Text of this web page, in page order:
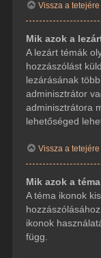
Vissza a tetejére
Mik azok a
A lezárt témák
hozzászólást
lezárásának
adminisztrátor
adminisztrátora
lehetőséged
Vissza a tetejére
Mik azok a
A téma ikonok
ikonok
függ.